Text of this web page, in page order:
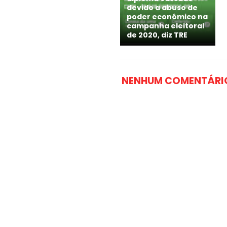
devido a abuso de
poder econômico na
campanha eleitoral
de 2020, diz TRE
NENHUM